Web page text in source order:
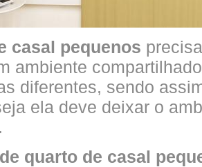
casal pequenos
ambiente
diferentes, sendo
ela deve deixar o
quarto de casal